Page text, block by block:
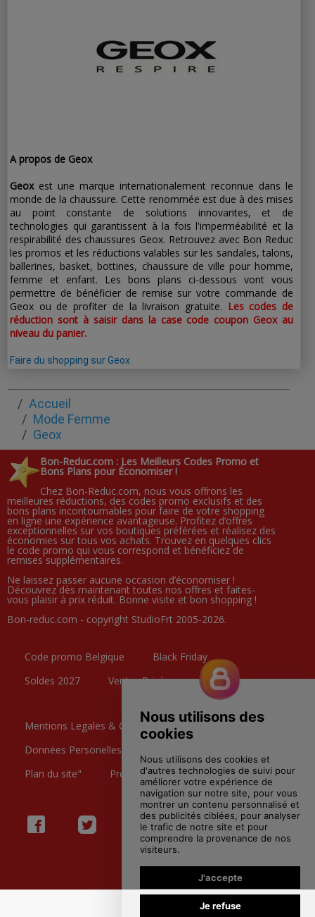
A propos de Geox
Geoxest une marque internationalement reconnue dans le
monde de la chaussure. Cette renommée est due à des mises
au point constante de solutions innovantes, et de
technologies qui garantissent à la fois l'imperméabilité et la
respirabilité des chaussures Geox. Retrouvez avec Bon Reduc
les promos et les réductions valables sur les sandales, talons,
ballerines, basket, bottines, chaussure de ville pour homme,
femme et enfant. Les bons plans ci-dessous vont vous
permettre de bénéficier de remise sur votre commande de
Geox ou de profiter de la livraison gratuite. Les codes de
réduction sont à saisir dans la case code coupon Geox au
niveau du panier.
Faire du shopping sur Geox
Accueil
Mode Femme
Geox
Bon-Reduc.com : Les Meilleurs Codes Promo et
Bons Plans pour Économiser !
Chez Bon-Reduc.com, nous vous offrons les
meilleures réductions, des codes promo exclusifs et des
bons plans incontournables pour faire de votre shopping
en ligne une expérience avantageuse. Profitez d’offres
exceptionnelles sur vos boutiques préférées et réalisez des
économies sur tous vos achats. Trouvez en quelques clics
le code promo qui vous correspond et bénéficiez de
remises supplémentaires.
Ne laissez passer aucune occasion d’économiser !
Découvrez dès maintenant toutes nos offres et faites-
vous plaisir à prix réduit. Bonne visite et bon shopping !
Bon-reduc.com - copyright StudioFrt 2005-2026.
Code promo Belgique
Black Friday
Soldes 2027
Ventes Privées
Mentions Legales & CGU
Données Personelles
Plan du site"
Preference Cookies